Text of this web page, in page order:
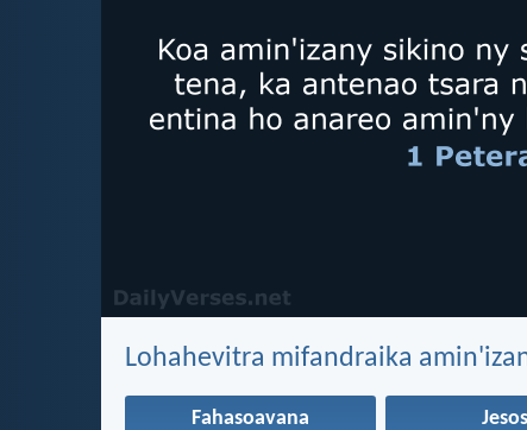
Lohahevitra mifandraika
Fahasoavana